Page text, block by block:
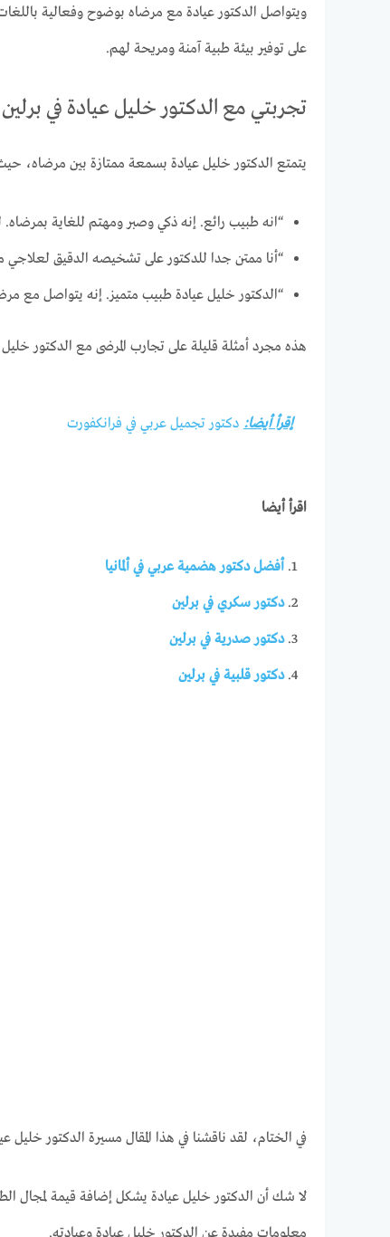
ويتواصل الدكتور عيادة مع مرضاه بوضوح وفعالية
على توفير بيئة طبية آمنة ومريحة لهم.
تجربتي مع الدكتور خليل عيادة في برلين
يتمتع الدكتور خليل عيادة بسمعة ممتازة بين مرضاه،
“انه طبيب رائع. إنه ذكي وصبر ومهتم للغاية
“أنا ممتن جدا للدكتور على تشخيصه الدقيق
“الدكتور خليل عيادة طبيب متميز. إنه يتواصل مع
هذه مجرد أمثلة قليلة على تجارب المرضى مع الدكتور
إقرأ أيضا: دكتور تجميل عربي في فرانكفورت
اقرأ أيضا
أفضلدكتور هضمية عربي في ألمانيا
دكتور سكري في برلين
دكتور صدرية في برلين
دكتور قلبية في برلين
في الختام، لقد ناقشنا في هذا المقال مسيرة الدكتور
لا شك أن الدكتور خليل عيادة يشكل إضافة قيمة لمجال
معلومات مفيدة عن الدكتور خليل عيادة وعيادته.